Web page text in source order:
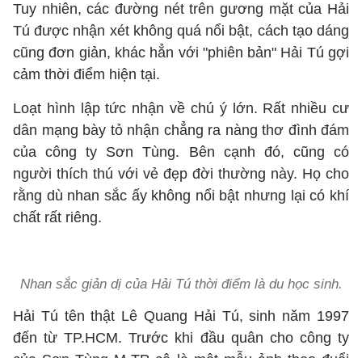
Tuy nhiên, các đường nét trên gương mặt của Hải
Tú được nhận xét không quá nổi bật, cách tạo dáng
cũng đơn giản, khác hẳn với "phiên bản" Hải Tú gợi
cảm thời điểm hiện tại.
Loạt hình lập tức nhận về chú ý lớn. Rất nhiều cư
dân mạng bày tỏ nhận chẳng ra nàng thơ đình đám
của công ty Sơn Tùng. Bên cạnh đó, cũng có
người thích thú với vẻ đẹp đời thường này. Họ cho
rằng dù nhan sắc ấy không nổi bật nhưng lại có khí
chất rất riêng.
Nhan sắc giản dị của Hải Tú thời điểm là du học sinh.
Hải Tú tên thật Lê Quang Hải Tú, sinh năm 1997
đến từ TP.HCM. Trước khi đầu quân cho công ty